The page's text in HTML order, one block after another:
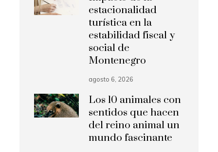
estacionalidad
turística en la
estabilidad fiscal y
social de
Montenegro
agosto 6, 2026
Los 10 animales con
sentidos que hacen
del reino animal un
mundo fascinante